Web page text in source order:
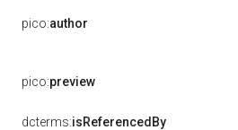
pico:author
pico:preview
dcterms:isReferencedBy